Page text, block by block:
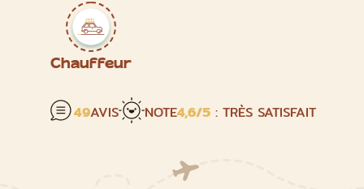
Chauffeur
49AVIS NOTE4,6/5 : TRÈS SATISFAIT